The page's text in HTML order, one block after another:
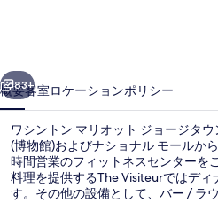
オ
ッ
ト
ジ
ョ
83+
概要客室ロケーションポリシー
ワシントン マリオット ジョージタ
(博物館)およびナショナル モールか
時間営業のフィットネスセンターを
料理を提供するThe Visiteurではデ
す。その他の設備として、バー / ラ